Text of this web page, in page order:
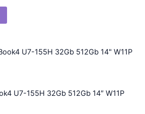
U7-155H 32Gb 512Gb 14″ W11P